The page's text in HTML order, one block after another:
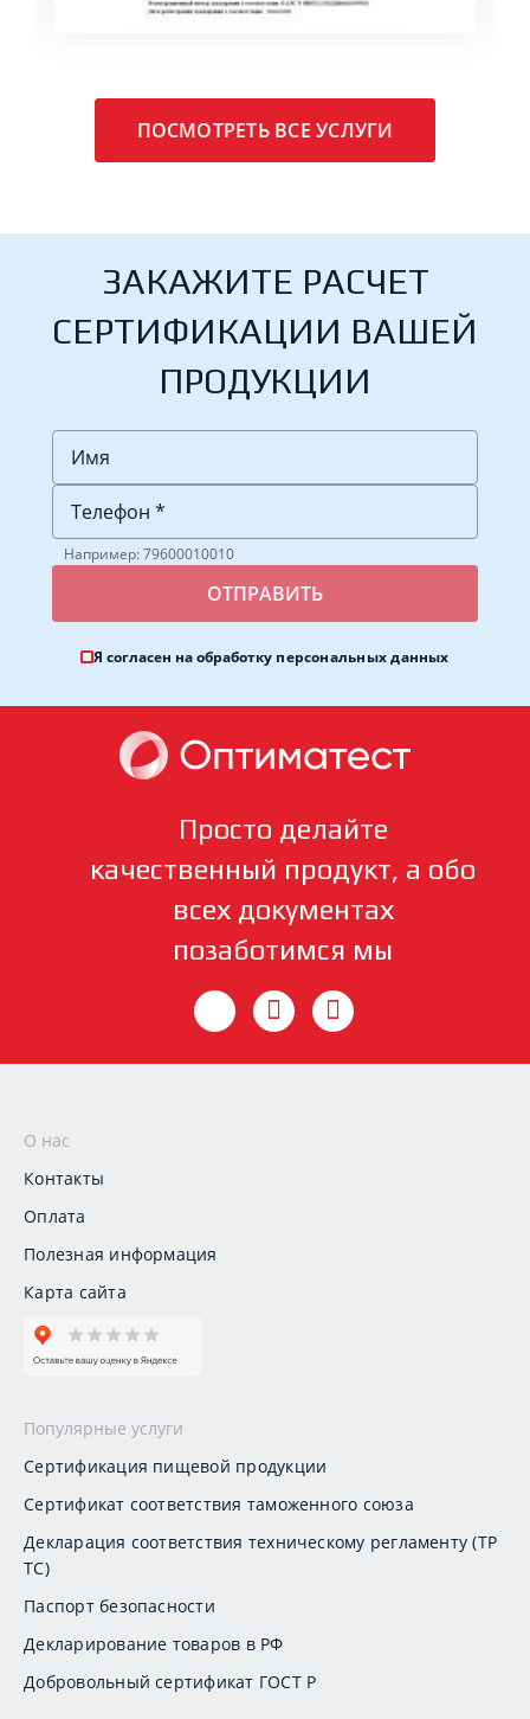
ПОСМОТРЕТЬ ВСЕ УСЛУГИ
ЗАКАЖИТЕ РАСЧЕТ
СЕРТИФИКАЦИИ ВАШЕЙ
ПРОДУКЦИИ
Например: 79600010010
Я согласен на обработку персональных данных
Просто делайте
качественный продукт, а обо
всех документах
позаботимся мы
О нас
Контакты
Оплата
Полезная информация
Карта сайта
Популярные услуги
Сертификация пищевой продукции
Сертификат соответствия таможенного союза
Декларация соответствия техническому регламенту (ТР
ТС)
Паспорт безопасности
Декларирование товаров в РФ
Добровольный сертификат ГОСТ Р